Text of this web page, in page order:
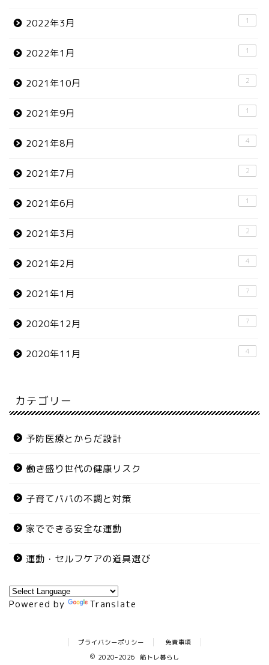
2022年3月 1
2022年1月 1
2021年10月 2
2021年9月 1
2021年8月 4
2021年7月 2
2021年6月 1
2021年3月 2
2021年2月 4
2021年1月 7
2020年12月 7
2020年11月 4
カテゴリー
予防医療とからだ設計
働き盛り世代の健康リスク
子育てパパの不調と対策
家でできる安全な運動
運動・セルフケアの道具選び
Powered by Translate
プライバシーポリシー
免責事項
2020–2026 筋トレ暮らし